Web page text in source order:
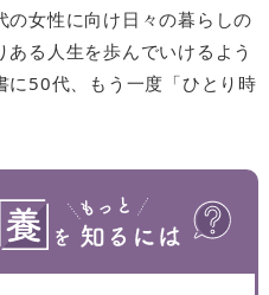
女性に向け日々の暮らしの
る人生を歩んでいけるよう
に50代、もう一度「ひとり時